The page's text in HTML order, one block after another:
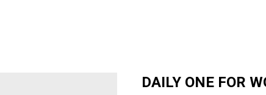
DAILY ONE FOR